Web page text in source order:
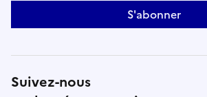
S'abonner
Suivez-nous